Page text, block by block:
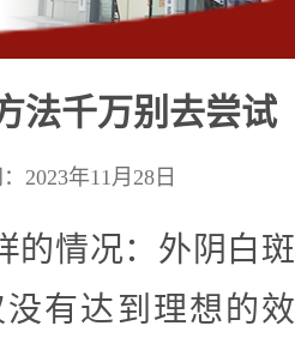
法千万别去尝试
2023年11月28日
的情况：外阴白斑
有达到理想的效